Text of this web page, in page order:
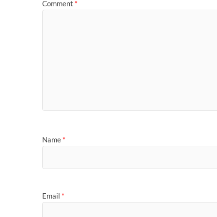
Comment *
Name *
Email *